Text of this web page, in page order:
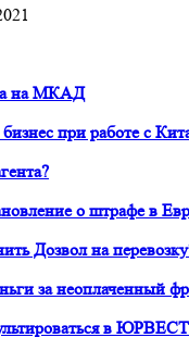
на МКАД
при работе с
о штрафе в
Дозвол на
за неоплаченный
в